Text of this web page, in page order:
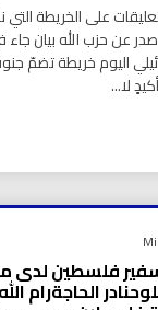
على الخريطة التي
صدر عن حزب الله بيان
اليوم خريطة تضمّ
لا...
فلسطين لدى